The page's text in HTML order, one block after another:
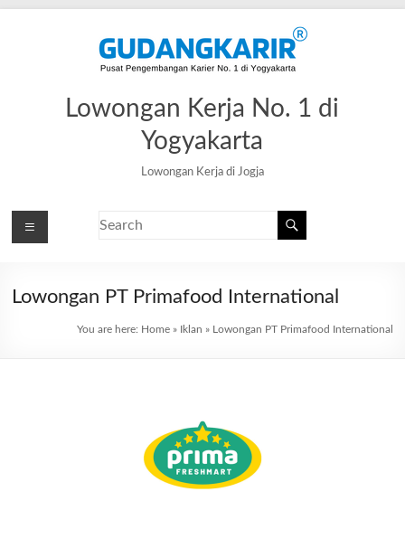
Lowongan Kerja No. 1 di
Yogyakarta
Lowongan Kerja di Jogja
Lowongan PT Primafood International
You are here: Home» Iklan » Lowongan PT Primafood International